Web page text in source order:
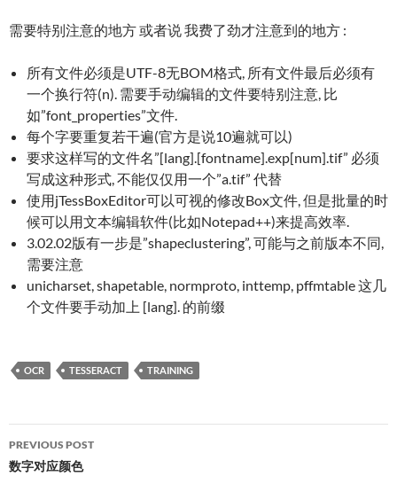
需要特别注意的地方 或者说 我费了劲才注意到的地方 :
所有文件必须是UTF-8无BOM格式, 所有文件最后必须有
一个换行符(n). 需要手动编辑的文件要特别注意, 比
如”font_properties”文件.
每个字要重复若干遍(官方是说10遍就可以)
要求这样写的文件名”[lang].[fontname].exp[num].tif” 必须
写成这种形式, 不能仅仅用一个”a.tif” 代替
使用jTessBoxEditor可以可视的修改Box文件, 但是批量的时
候可以用文本编辑软件(比如Notepad++)来提高效率.
3.02.02版有一步是”shapeclustering”, 可能与之前版本不同,
需要注意
unicharset, shapetable, normproto, inttemp, pffmtable 这几
个文件要手动加上 [lang]. 的前缀
OCR TESSERACT TRAINING
Post
navigation
PREVIOUS POST
数字对应颜色